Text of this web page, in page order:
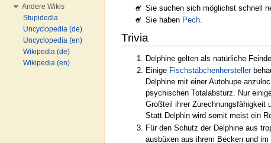
Sie suchen sich möglichst schnell
Sie haben Pech.
Trivia
Delphine gelten als natürliche
Einige Fischstäbchenhersteller
Delphine mit einer Autohupe
psychischen Totalabsturz. Nur
Großteil ihrer Zurechnungsfähigkeit
Statt Delphin wird somit meist ein
Für den Schutz der Delphine aus
ausbüxen aus ihrem Becken und
Andere Wikis
Stupidedia
Uncyclopedia (de)
Uncyclopedia (en)
Wikipedia (de)
Wikipedia (en)